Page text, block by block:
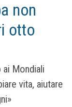
non
otto
Mondiali
vita, aiutare